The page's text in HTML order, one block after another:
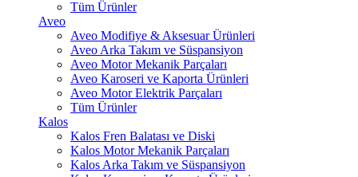
Tüm Ürünler
Aveo
Aveo Modifiye & Aksesuar Ürünleri
Aveo Arka Takım ve Süspansiyon
Aveo Motor Mekanik Parçaları
Aveo Karoseri ve Kaporta Ürünleri
Aveo Motor Elektrik Parçaları
Tüm Ürünler
Kalos
Kalos Fren Balatası ve Diski
Kalos Motor Mekanik Parçaları
Kalos Arka Takım ve Süspansiyon